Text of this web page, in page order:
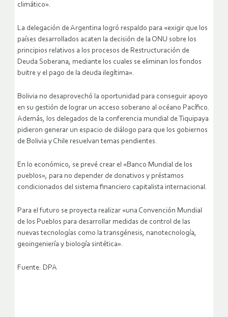
climático».
La delegación de Argentina logró respaldo para «exigir que los
países desarrollados acaten la decisión de la ONU sobre los
principios relativos a los procesos de Restructuración de
Deuda Soberana, mediante los cuales se eliminan los fondos
buitre y el pago de la deuda ilegítima».
Bolivia no desaprovechó la oportunidad para conseguir apoyo
en su gestión de lograr un acceso soberano al océano Pacífico.
Además, los delegados de la conferencia mundial de Tiquipaya
pidieron generar un espacio de diálogo para que los gobiernos
de Bolivia y Chile resuelvan temas pendientes.
En lo económico, se prevé crear el «Banco Mundial de los
pueblos», para no depender de donativos y préstamos
condicionados del sistema financiero capitalista internacional.
Para el futuro se proyecta realizar «una Convención Mundial
de los Pueblos para desarrollar medidas de control de las
nuevas tecnologías como la transgénesis, nanotecnología,
geoingeniería y biología sintética».
Fuente: DPA